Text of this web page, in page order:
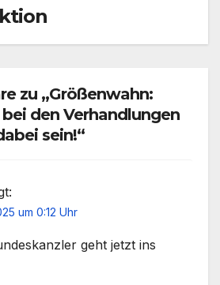
zu „Größenwahn:
den Verhandlungen
sein!“
um 0:12 Uhr
geht jetzt ins